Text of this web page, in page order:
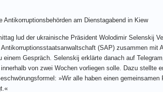
Antikorruptionsbehörden am Dienstagabend in Kiew
lud der ukrainische Präsident Wolodimir Selenskij
(SAP) zusammen mit
Gespräch. Selenskij erklärte danach auf
von zwei Wochen vorliegen solle. Dazu stellte
»Wir alle haben einen